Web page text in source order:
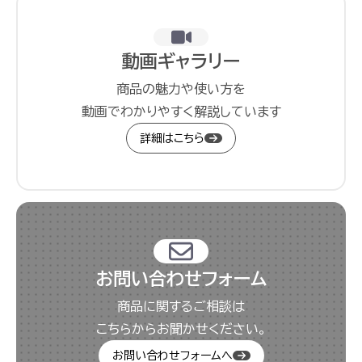
動画ギャラリー
商品の魅力や使い方を
動画でわかりやすく解説しています
詳細はこちら
お問い合わせフォーム
商品に関するご相談は
こちらからお聞かせください。
お問い合わせフォームへ